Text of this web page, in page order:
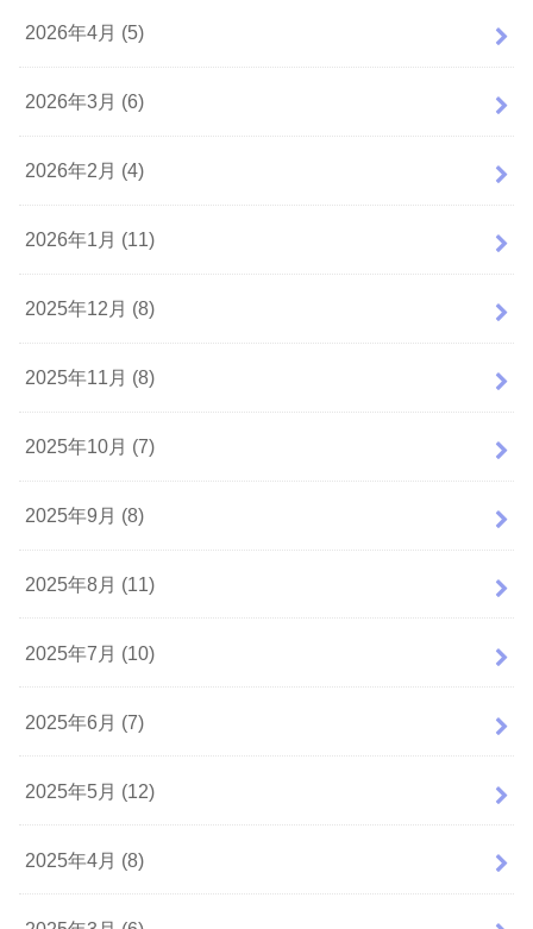
2026年4月 (5)
2026年3月 (6)
2026年2月 (4)
2026年1月 (11)
2025年12月 (8)
2025年11月 (8)
2025年10月 (7)
2025年9月 (8)
2025年8月 (11)
2025年7月 (10)
2025年6月 (7)
2025年5月 (12)
2025年4月 (8)